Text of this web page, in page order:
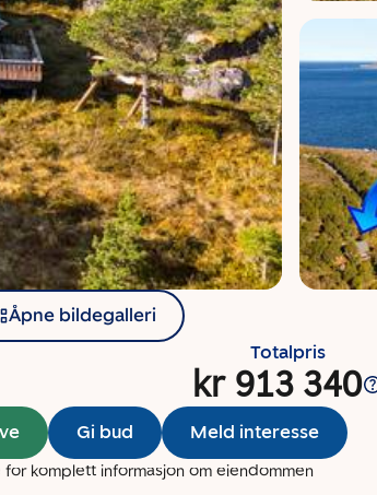
Åpne bildegalleri
Totalpris
kr 913 340
Gi bud Meld interesse
komplett informasjon om eiendommen